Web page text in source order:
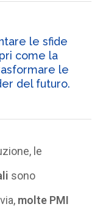
le sfide
come la
le
del futuro.
le
sono
molte PMI